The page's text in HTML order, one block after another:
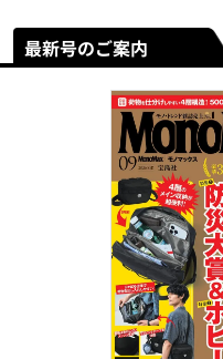
最新号のご案内